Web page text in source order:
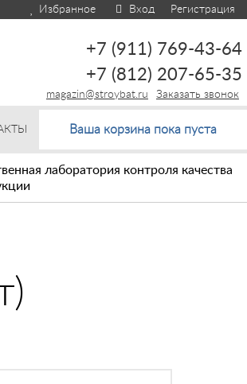
Избранное Вход Регистрация
+7 (911) 769-43-64
+7 (812) 207-65-35
Заказать звонок
magazin@stroybat.ru
Ваша корзина пока пуста
лаборатория контроля качества